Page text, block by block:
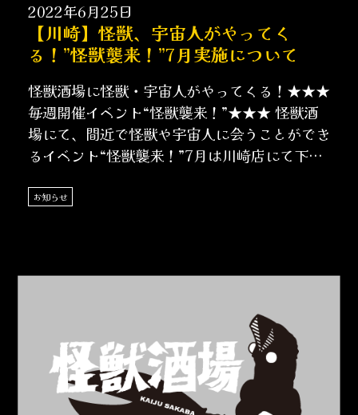
2022年6月25日
【川崎】怪獣、宇宙人がやってく
る！”怪獣襲来！”7月実施について
怪獣酒場に怪獣・宇宙人がやってくる！★★★
毎週開催イベント“怪獣襲来！”★★★ 怪獣酒
場にて、間近で怪獣や宇宙人に会うことができ
るイベント“怪獣襲来！”7月は川崎店にて下記
お知らせ